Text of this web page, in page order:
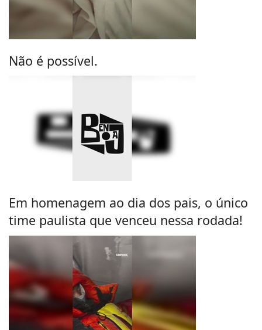
Não é possível.
Em homenagem ao dia dos pais, o único
time paulista que venceu nessa rodada!